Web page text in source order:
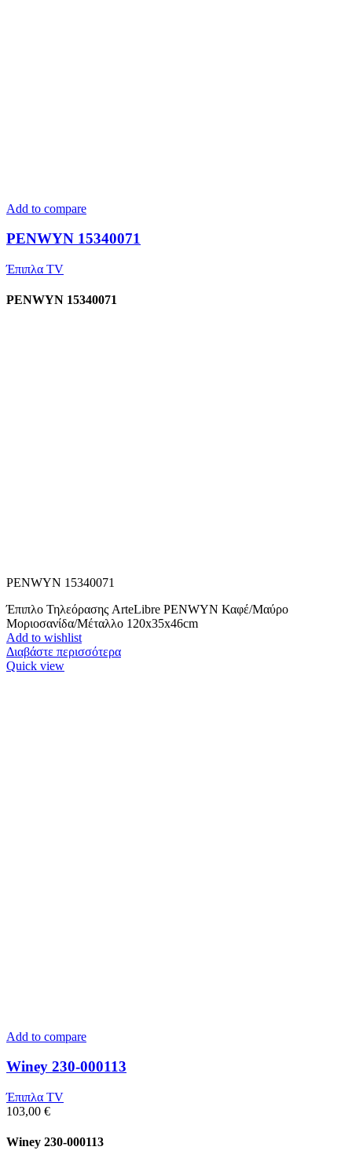
Add to compare
PENWYN 15340071
Έπιπλα TV
PENWYN 15340071
PENWYN 15340071
Έπιπλο Τηλεόρασης ArteLibre PENWYN Καφέ/Μαύρο
Μοριοσανίδα/Μέταλλο 120x35x46cm
Add to wishlist
Διαβάστε περισσότερα
Quick view
Add to compare
Winey 230-000113
Έπιπλα TV
103,00 €
Winey 230-000113